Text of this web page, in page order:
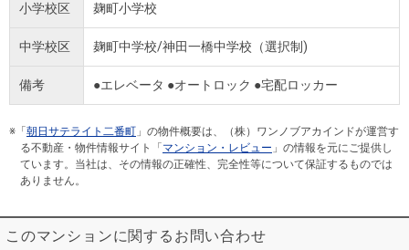
小学校区 麹町小学校
中学校区 麹町中学校/神田一橋中学校（選択制)
備考 ●エレベータ ●オートロック ●宅配ロッカー
※「 朝日サテライト二番町 」の物件概要は、（株）ワンノブアカインドが運営す
る不動産・物件情報サイト「 マンション・レビュー 」の情報を元にご提供し
ています。当社は、その情報の正確性、完全性等について保証するものでは
ありません。
このマンションに関するお問い合わせ